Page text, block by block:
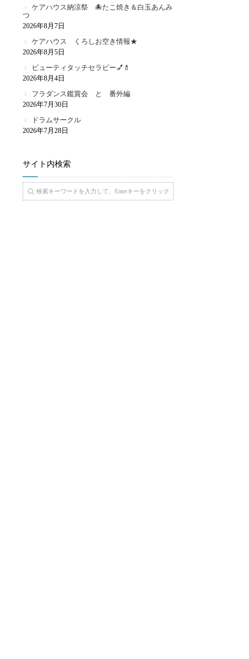
ケアハウス納涼祭 🐙たこ焼き＆白玉あんみ
つ
2026年8月7日
ケアハウス くろしお空き情報★
2026年8月5日
ビューティタッチセラピー💅💄
2026年8月4日
フラダンス鑑賞会 と 番外編
2026年7月30日
ドラムサークル
2026年7月28日
サイト内検索